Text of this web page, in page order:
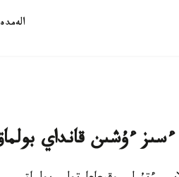
الەمدە